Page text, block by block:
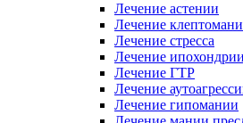
Лечение астении
Лечение
Лечение стресса
Лечение ипохондрии
Лечение ГТР
Лечение
Лечение гипомании